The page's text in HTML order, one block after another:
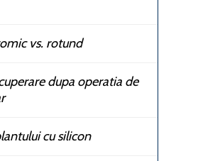
vs. rotund
dupa operatia de
cu silicon